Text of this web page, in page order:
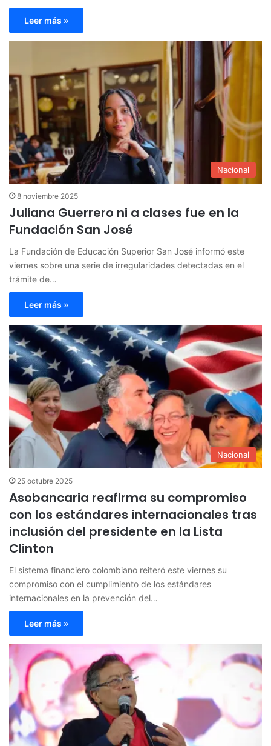
Leer más »
Nacional
8 noviembre 2025
Juliana Guerrero ni a clases fue en la
Fundación San José
La Fundación de Educación Superior San José informó este
viernes sobre una serie de irregularidades detectadas en el
trámite de…
Leer más »
Nacional
25 octubre 2025
Asobancaria reafirma su compromiso
con los estándares internacionales tras
inclusión del presidente en la Lista
Clinton
El sistema financiero colombiano reiteró este viernes su
compromiso con el cumplimiento de los estándares
internacionales en la prevención del…
Leer más »